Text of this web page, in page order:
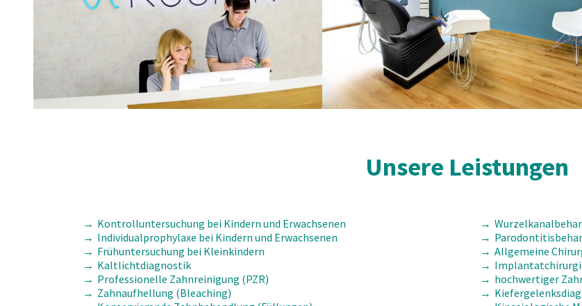
Unsere Leistungen
Kontrolluntersuchung bei Kindern und Erwachsenen
Individualprophylaxe bei Kindern und Erwachsenen
Frühuntersuchung bei Kleinkindern
Kaltlichtdiagnostik
Professionelle Zahnreinigung (PZR)
Zahnaufhellung (Bleaching)
Allgemeine
hochwertiger